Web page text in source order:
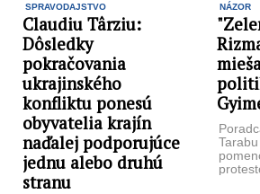
SPRAVODAJSTVO
Claudiu Târziu:
Dôsledky
pokračovania
ukrajinského
konfliktu ponesú
obyvatelia krajín
naďalej podporujúce
jednu alebo druhú
stranu
NÁZOR